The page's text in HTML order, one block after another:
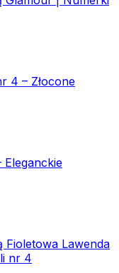
4 – Złocone
Eleganckie
Fioletowa Lawenda
nr 4